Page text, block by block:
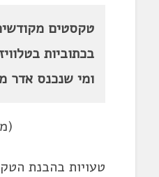
טקסטים
בכתוביות
ומי שנכנס אדר
טעויות בהבנת